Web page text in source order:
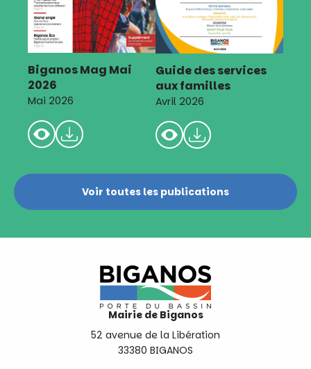
Biganos Mag Mai
2026
Mai 2026
Guide des services
aux familles
Avril 2026
Voir toutes les publications
Mairie de Biganos
52 avenue de la Libération
33380 BIGANOS